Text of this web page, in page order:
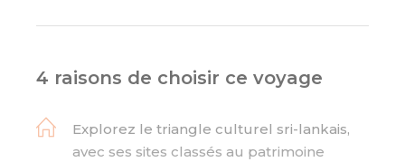
4 raisons de choisir ce voyage
Explorez le triangle culturel sri-lankais,
avec ses sites classés au patrimoine